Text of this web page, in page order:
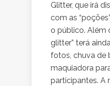
Glitter, que irá
com as
o público. Além
glitter” terá
fotos, chuva de
maquiadora
participantes. A